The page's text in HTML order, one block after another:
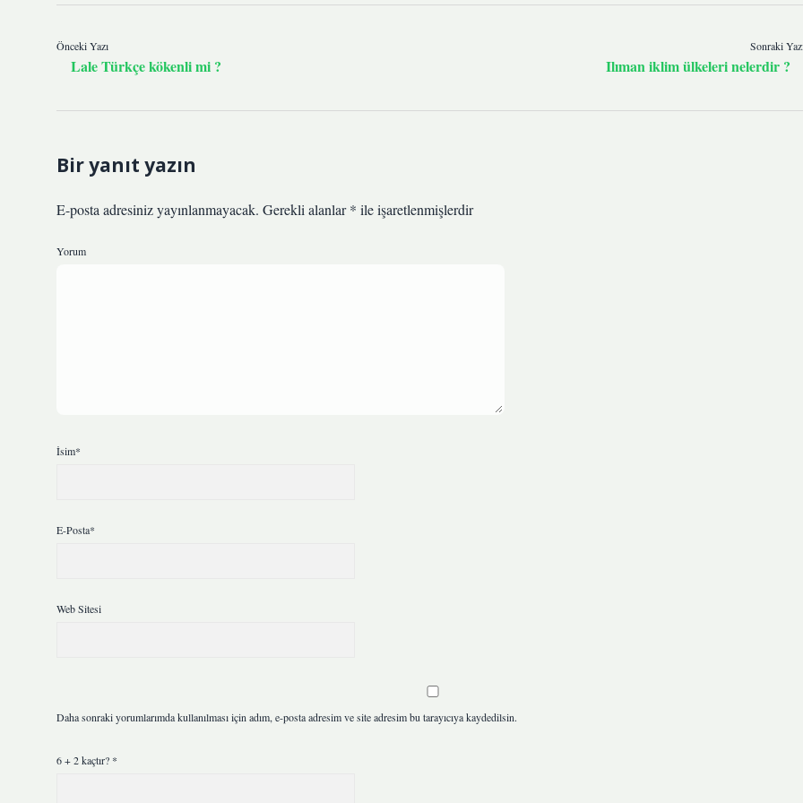
Önceki Yazı
Lale Türkçe kökenli mi ?
Sonraki
Ilıman iklim ülkeleri nelerdir ?
Bir yanıt yazın
E-posta adresiniz yayınlanmayacak. Gerekli alanlar* ile işaretlenmişlerdir
Yorum
İsim*
E-Posta*
Web Sitesi
Daha sonraki yorumlarımda kullanılması için adım, e-posta adresim ve site adresim bu tarayıcıya kaydedilsin.
6 + 2 kaçtır? *